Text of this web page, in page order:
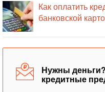
Как оплатить
банковской
Нужны
кредитные